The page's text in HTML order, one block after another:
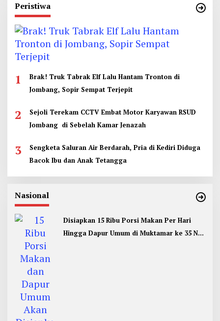
Peristiwa
1
Brak! Truk Tabrak Elf Lalu Hantam Tronton di
Jombang, Sopir Sempat Terjepit
2
Sejoli Terekam CCTV Embat Motor Karyawan RSUD
Jombang di Sebelah Kamar Jenazah
3
Sengketa Saluran Air Berdarah, Pria di Kediri Diduga
Bacok Ibu dan Anak Tetangga
Nasional
Disiapkan 15 Ribu Porsi Makan Per Hari
Hingga Dapur Umum di Muktamar ke 35 NU